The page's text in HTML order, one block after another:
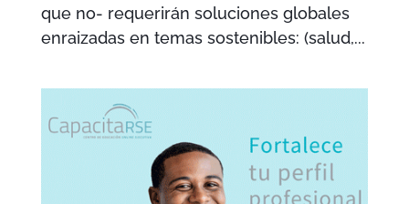
que no- requerirán soluciones globales
enraizadas en temas sostenibles: (salud,...